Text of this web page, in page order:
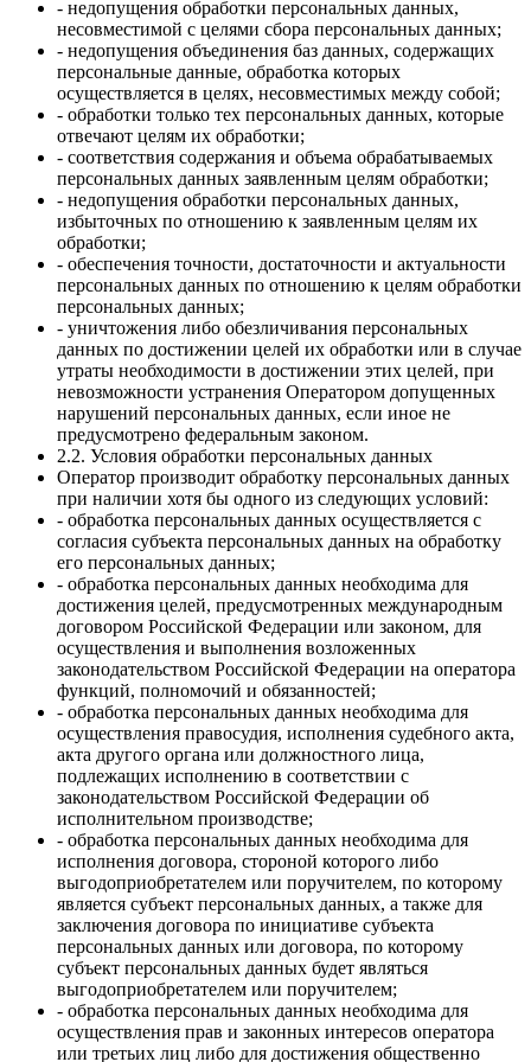
- недопущения обработки персональных данных,
несовместимой с целями сбора персональных данных;
- недопущения объединения баз данных, содержащих
персональные данные, обработка которых
осуществляется в целях, несовместимых между собой;
- обработки только тех персональных данных, которые
отвечают целям их обработки;
- соответствия содержания и объема обрабатываемых
персональных данных заявленным целям обработки;
- недопущения обработки персональных данных,
избыточных по отношению к заявленным целям их
обработки;
- обеспечения точности, достаточности и актуальности
персональных данных по отношению к целям обработки
персональных данных;
- уничтожения либо обезличивания персональных
данных по достижении целей их обработки или в случае
утраты необходимости в достижении этих целей, при
невозможности устранения Оператором допущенных
нарушений персональных данных, если иное не
предусмотрено федеральным законом.
2.2. Условия обработки персональных данных
Оператор производит обработку персональных данных
при наличии хотя бы одного из следующих условий:
- обработка персональных данных осуществляется с
согласия субъекта персональных данных на обработку
его персональных данных;
- обработка персональных данных необходима для
достижения целей, предусмотренных международным
договором Российской Федерации или законом, для
осуществления и выполнения возложенных
законодательством Российской Федерации на оператора
функций, полномочий и обязанностей;
- обработка персональных данных необходима для
осуществления правосудия, исполнения судебного акта,
акта другого органа или должностного лица,
подлежащих исполнению в соответствии с
законодательством Российской Федерации об
исполнительном производстве;
- обработка персональных данных необходима для
исполнения договора, стороной которого либо
выгодоприобретателем или поручителем, по которому
является субъект персональных данных, а также для
заключения договора по инициативе субъекта
персональных данных или договора, по которому
субъект персональных данных будет являться
выгодоприобретателем или поручителем;
- обработка персональных данных необходима для
осуществления прав и законных интересов оператора
или третьих лиц либо для достижения общественно